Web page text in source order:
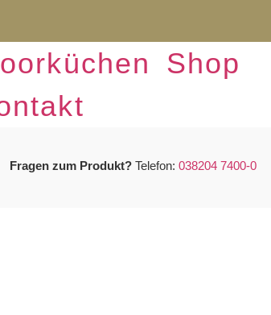
Shop
Fragen zum Produkt? Telefon:038204 7400-0